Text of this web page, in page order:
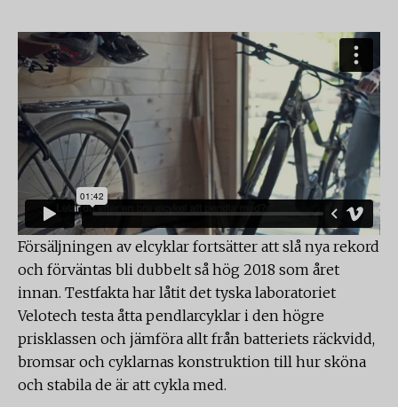
Försäljningen av elcyklar fortsätter att slå nya rekord
och förväntas bli dubbelt så hög 2018 som året
innan. Testfakta har låtit det tyska laboratoriet
Velotech testa åtta pendlarcyklar i den högre
prisklassen och jämföra allt från batteriets räckvidd,
bromsar och cyklarnas konstruktion till hur sköna
och stabila de är att cykla med.